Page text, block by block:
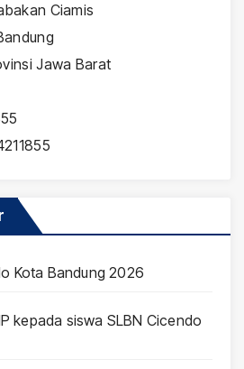
Ciamis
Jawa Barat
Kota Bandung 2026
kepada siswa SLBN Cicendo